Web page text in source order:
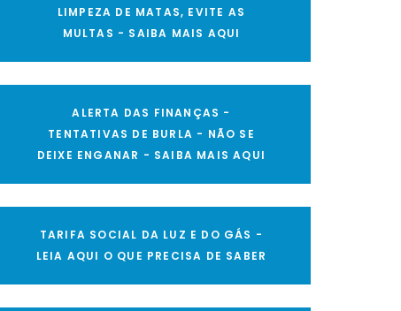
LIMPEZA DE MATAS, EVITE AS
MULTAS - SAIBA MAIS AQUI
ALERTA DAS FINANÇAS -
TENTATIVAS DE BURLA - NÃO SE
DEIXE ENGANAR - SAIBA MAIS AQUI
TARIFA SOCIAL DA LUZ E DO GÁS -
LEIA AQUI O QUE PRECISA DE SABER